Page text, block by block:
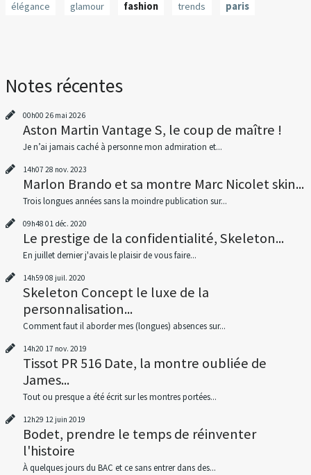
élégance
glamour fashion trends paris
Notes récentes
00h00 26 mai 2026
Aston Martin Vantage S, le coup de maître !
Je n’ai jamais caché à personne mon admiration et...
14h07 28 nov. 2023
Marlon Brando et sa montre Marc Nicolet skin...
Trois longues années sans la moindre publication sur...
09h48 01 déc. 2020
Le prestige de la confidentialité, Skeleton...
En juillet dernier j'avais le plaisir de vous faire...
14h59 08 juil. 2020
Skeleton Concept le luxe de la
personnalisation...
Comment faut il aborder mes (longues) absences sur...
14h20 17 nov. 2019
Tissot PR 516 Date, la montre oubliée de
James...
Tout ou presque a été écrit sur les montres portées...
12h29 12 juin 2019
Bodet, prendre le temps de réinventer
l'histoire
À quelques jours du BAC et ce sans entrer dans des...